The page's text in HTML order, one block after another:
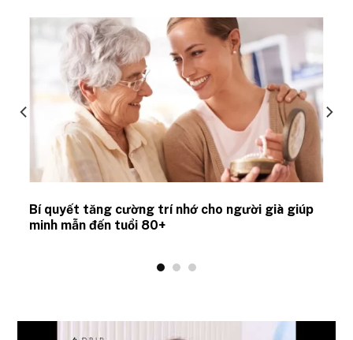
Bí quyết tăng cường trí nhớ cho người già giúp
minh mẫn đến tuổi 80+